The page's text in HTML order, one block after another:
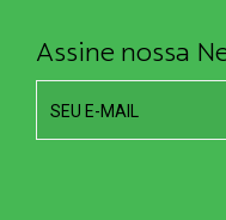
Assine nossa
SEU E-MAIL